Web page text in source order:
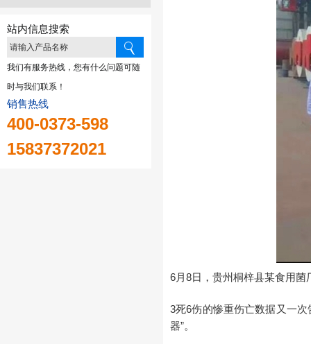
站内信息搜索
我们有服务热线，您有什么问题可随
时与我们联系！
销售热线
400-0373-598
15837372021
6月8日，贵州桐梓县某食用
3死6伤的惨重伤亡数据又一
器”。